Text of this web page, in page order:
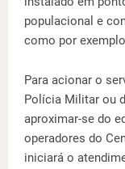
populacional e
como por
Para acionar o
Polícia Militar ou
aproximar-se do
operadores do
iniciará o